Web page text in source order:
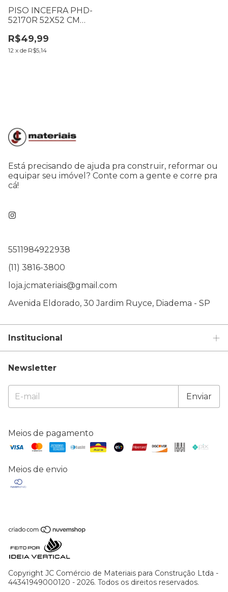
PISO INCEFRA PHD-
52170R 52X52 CM
R$49,99
12 x de R$5,14
Está precisando de ajuda pra construir, reformar ou
equipar seu imóvel? Conte com a gente e corre pra
cá!
5511984922938
(11) 3816-3800
loja.jcmateriais@gmail.com
Avenida Eldorado, 30 Jardim Ruyce, Diadema - SP
Institucional
Newsletter
Meios de pagamento
Meios de envio
Copyright JC Comércio de Materiais para Construção Ltda -
44341949000120 - 2026. Todos os direitos reservados.